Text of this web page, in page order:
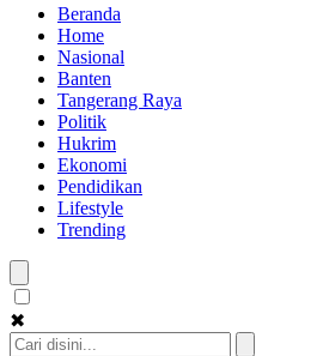
Beranda
Home
Nasional
Banten
Tangerang Raya
Politik
Hukrim
Ekonomi
Pendidikan
Lifestyle
Trending
✖